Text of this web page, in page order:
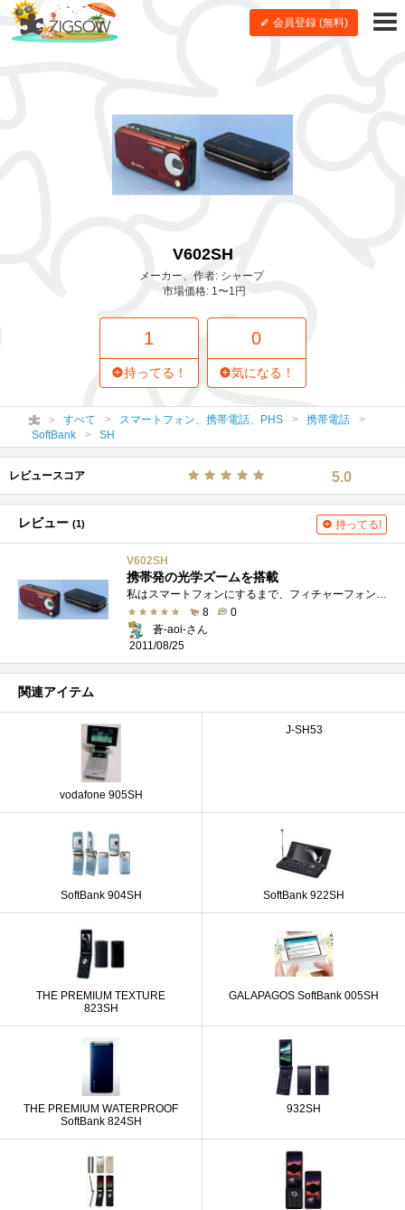
会員登録 (無料)
V602SH
メーカー、作者: シャープ
市場価格: 1〜1円
1
持ってる！
0
気になる！
すべて スマートフォン、携帯電話、PHS
携帯電話
SoftBank
SH
レビュースコア 5.0
レビュー (1) 持ってる!
V602SH
携帯発の光学ズームを搭載
私はスマートフォンにするまで、フィチャーフォンはシャープ製を使い続けてきた。２Gの頃のシャープ端末は、性能・使い勝手ともに優れ、他の�...
8
0
蒼-aoi-さん
2011/08/25
関連アイテム
vodafone 905SH
J-SH53
SoftBank 904SH SoftBank 922SH
THE PREMIUM TEXTURE
823SH
GALAPAGOS SoftBank 005SH
THE PREMIUM WATERPROOF
SoftBank 824SH
932SH